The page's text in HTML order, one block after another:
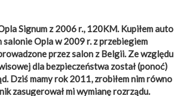
Signum z 2006 r., 120KM. Kupiłem auto
salonie Opla w 2009 r. z przebiegiem
przez salon z Belgii. Ze względu
dla bezpieczeństwa został (ponoć)
Dziś mamy rok 2011, zrobiłem nim równo
zasugerował mi wymianę rozrządu.